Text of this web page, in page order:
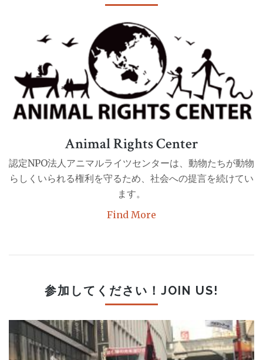
Animal Rights Center
認定NPO法人アニマルライツセンターは、動物たちが動物
らしくいられる権利を守るため、社会への提言を続けてい
ます。
Find More
参加してください！JOIN US!